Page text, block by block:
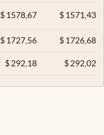
$ 1578,67 $1571,43
$ 1727,56 $1726,68
$ 292,18 $292,02